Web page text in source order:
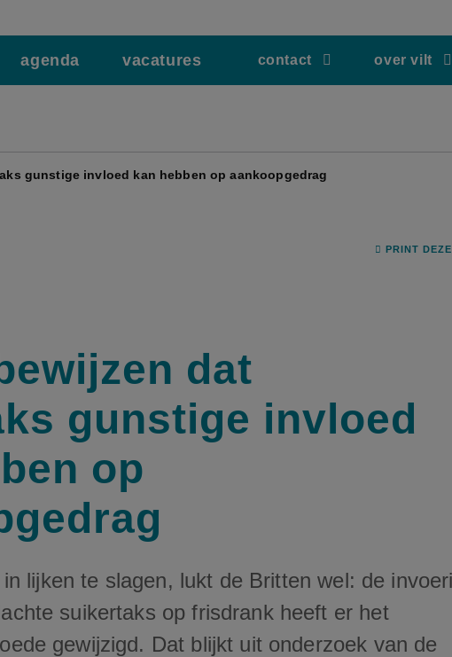
agenda vacatures contact over vilt
gunstige invloed kan hebben op aankoopgedrag
PRINT
dat
gunstige invloed
op
lijken te slagen, lukt de Britten wel: de
suikertaks op frisdrank heeft er het
gewijzigd. Dat blijkt uit onderzoek van de